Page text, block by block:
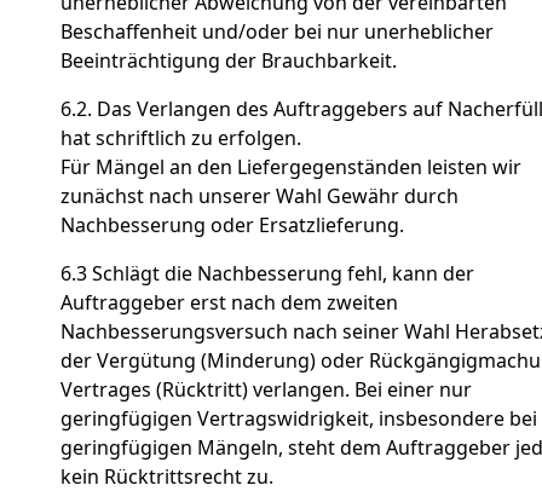
Beschaffenheit und/oder bei nur unerheblicher
Beeinträchtigung der Brauchbarkeit.
6.2. Das Verlangen des Auftraggebers auf
hat schriftlich zu erfolgen.
Für Mängel an den Liefergegenständen leisten wir
zunächst nach unserer Wahl Gewähr durch
Nachbesserung oder Ersatzlieferung.
6.3 Schlägt die Nachbesserung fehl, kann der
Auftraggeber erst nach dem zweiten
Nachbesserungsversuch nach seiner Wahl
der Vergütung (Minderung) oder
Vertrages (Rücktritt) verlangen. Bei einer nur
geringfügigen Vertragswidrigkeit, insbesondere
geringfügigen Mängeln, steht dem Auftraggeber
kein Rücktrittsrecht zu.